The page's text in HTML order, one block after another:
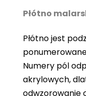
Płótno
Płótno jest
Numery pól
akrylowych,
odwzorowanie